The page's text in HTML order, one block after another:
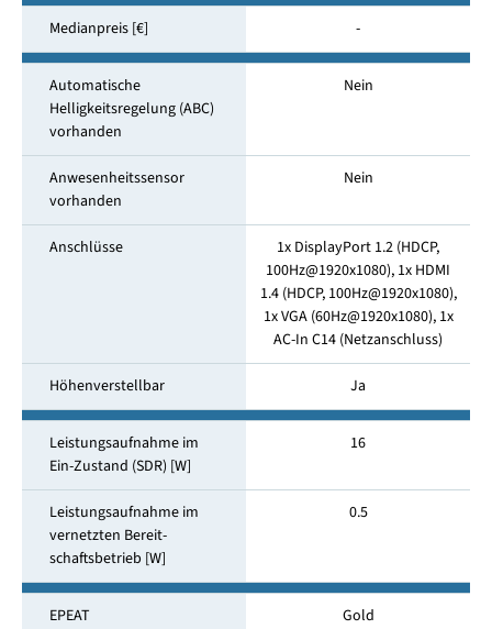
Medianpreis [€] -
Automatische
Helligkeitsregelung (ABC)
vorhanden
Nein
Anwesenheitssensor
vorhanden
Nein
Anschlüsse
1x DisplayPort 1.2 (HDCP,
100Hz@1920x1080), 1x HDMI
1.4 (HDCP, 100Hz@1920x1080),
1x VGA (60Hz@1920x1080), 1x
AC-In C14 (Netzanschluss)
Höhenverstellbar Ja
Leistungsaufnahme im
Ein-Zustand (SDR) [W]
16
Leistungsaufnahme im
vernetzten Bereit­
schaftsbetrieb [W]
0.5
EPEAT Gold